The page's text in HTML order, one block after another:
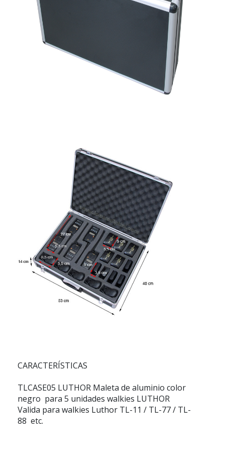
CARACTERÍSTICAS
TLCASE05 LUTHOR Maleta de aluminio color
negro para 5 unidades walkies LUTHOR
Valida para walkies Luthor TL-11 / TL-77 / TL-
88 etc.